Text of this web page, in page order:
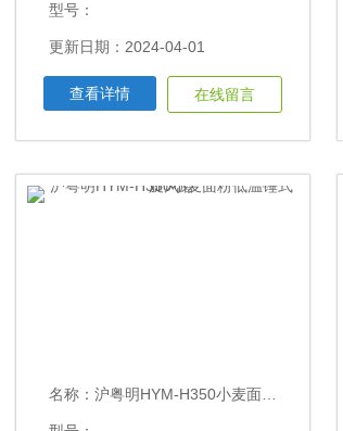
型号：
更新日期：2024-04-01
查看详情 在线留言
名称： 沪粤明HYM-H350小麦面粉低温锤式旋风磨